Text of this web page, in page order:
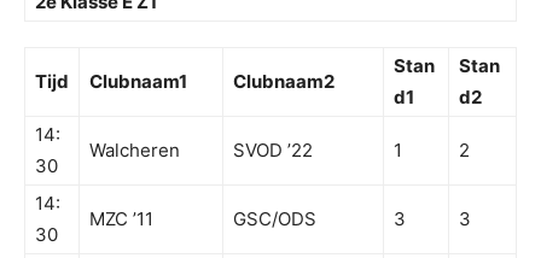
Tijd Clubnaam1 Clubnaam2
Stan
d1
Stan
d2
14:
30
Walcheren SVOD ’22 1 2
14:
30
MZC ’11 GSC/ODS 3 3